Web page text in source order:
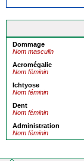
Dommage
Nom masculin
Acromégalie
Nom féminin
Ichtyose
Nom féminin
Dent
Nom féminin
Administration
Nom féminin